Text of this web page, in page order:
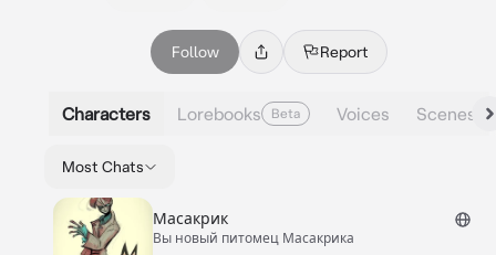
Follow Report
Characters Lorebooks Beta Voices Scenes
Most Chats
Масакрик
Вы новый питомец Масакрика